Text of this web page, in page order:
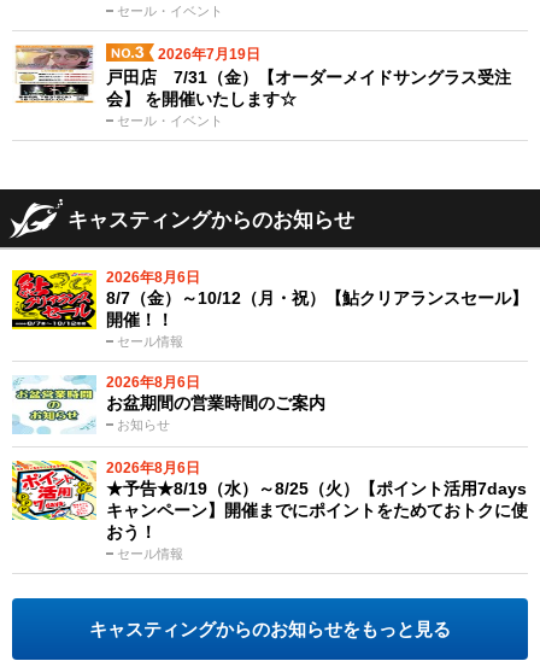
セール・イベント
2026年7月19日
セール・イベント
戸田店 7/31（金）【オーダーメイドサングラス受注
会】 を開催いたします☆
キャスティングからのお知らせ
2026年8月6日
セール情報
8/7（金）～10/12（月・祝）【鮎クリアランスセール】
開催！！
2026年8月6日
お知らせ
お盆期間の営業時間のご案内
2026年8月6日
セール情報
★予告★8/19（水）～8/25（火）【ポイント活用7days
キャンペーン】開催までにポイントをためておトクに使
おう！
キャスティングからのお知らせをもっと見る